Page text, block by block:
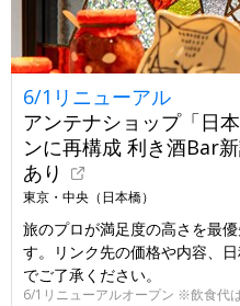
6/1リニューアル
アンテナショップ「日
ンに再構成 利き酒Bar
あり
東京・中央（日本橋）
旅のプロが満足度の高さを最
す。リンク先の価格や内容、
でご了承ください。
6/1リニューアルオープン ※飲食代